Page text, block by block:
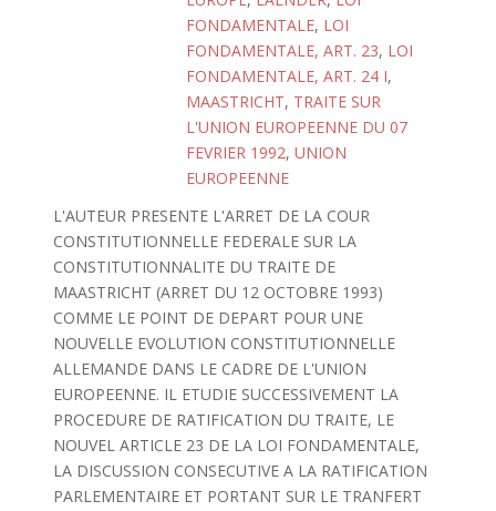
FONDAMENTALE, LOI
FONDAMENTALE, ART. 23, LOI
FONDAMENTALE, ART. 24 I,
MAASTRICHT, TRAITE SUR
L'UNION EUROPEENNE DU 07
FEVRIER 1992, UNION
EUROPEENNE
L'AUTEUR PRESENTE L'ARRET DE LA COUR
CONSTITUTIONNELLE FEDERALE SUR LA
CONSTITUTIONNALITE DU TRAITE DE
MAASTRICHT (ARRET DU 12 OCTOBRE 1993)
COMME LE POINT DE DEPART POUR UNE
NOUVELLE EVOLUTION CONSTITUTIONNELLE
ALLEMANDE DANS LE CADRE DE L'UNION
EUROPEENNE. IL ETUDIE SUCCESSIVEMENT LA
PROCEDURE DE RATIFICATION DU TRAITE, LE
NOUVEL ARTICLE 23 DE LA LOI FONDAMENTALE,
LA DISCUSSION CONSECUTIVE A LA RATIFICATION
PARLEMENTAIRE ET PORTANT SUR LE TRANFERT